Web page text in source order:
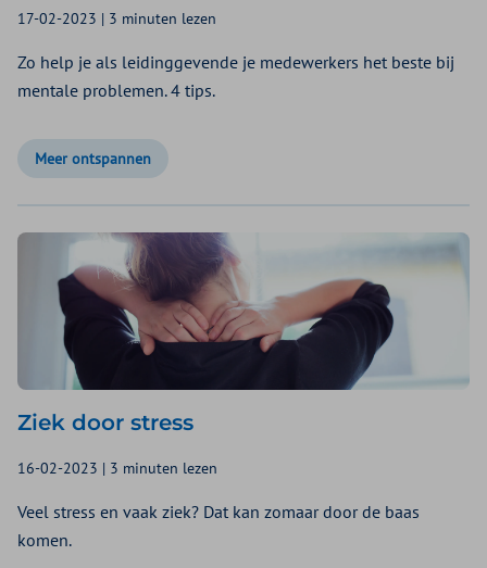
17-02-2023 | 3 minuten lezen
Zo help je als leidinggevende je medewerkers het beste bij
mentale problemen. 4 tips.
Meer ontspannen
Ziek door stress
16-02-2023 | 3 minuten lezen
Veel stress en vaak ziek? Dat kan zomaar door de baas
komen.